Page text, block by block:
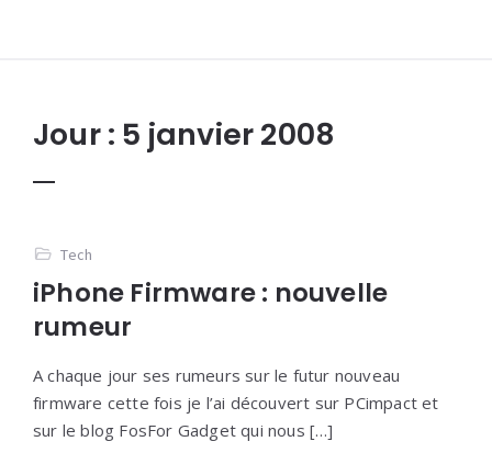
Jour : 5 janvier 2008
Tech
iPhone Firmware : nouvelle
rumeur
A chaque jour ses rumeurs sur le futur nouveau
firmware cette fois je l’ai découvert sur PCimpact et
sur le blog FosFor Gadget qui nous […]